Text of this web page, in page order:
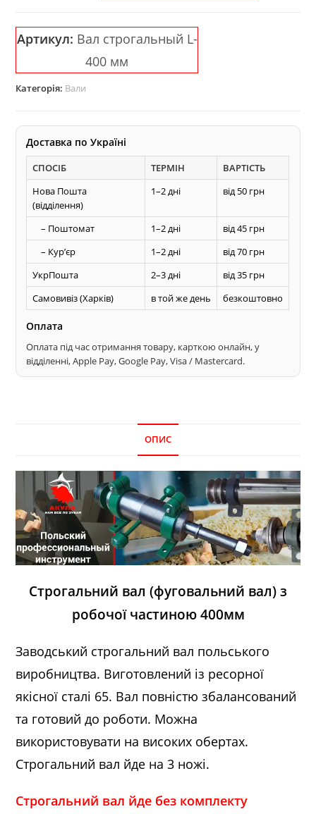
вал
(фуговальний
кількість
Артикул: Вал строгальный L-
400 мм
Категорія: Вали
Доставка по Україні
СПОСІБ ТЕРМІН
ВАРТІСТЬ
Нова Пошта
(відділення)
1–2 дні від 50 грн
– Поштомат 1–2 дні
від 45 грн
– Курʼєр
1–2 дні
від 70 грн
УкрПошта
2–3 дні
від 35 грн
Самовивіз (Харків)
в той же день безкоштовно
Оплата
Оплата під час отримання товару, карткою онлайн, у
відділенні, Apple Pay, Google Pay, Visa / Mastercard.
ОПИС
Строгальний вал (фуговальний вал) з
робочої частиною 400мм
Заводський строгальний вал польського
виробництва. Виготовлений із ресорної
якісної сталі 65. Вал повністю збалансований
та готовий до роботи. Можна
використовувати на високих обертах.
Строгальний вал йде на 3 ножі.
Строгальний вал йде без комплекту